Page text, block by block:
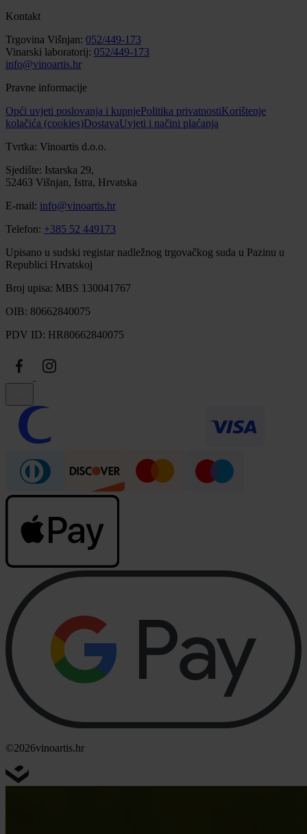
Kontakt
Trgovina Višnjan: 052/449-173
Vinarski laboratorij: 052/449-173
info@vinoartis.hr
Pravne informacije
Opći uvjeti poslovanja i kupnjePolitika privatnostiKorištenje
kolačića (cookies)DostavaUvjeti i načini plaćanja
Tvrtka: Vinoartis d.o.o.
Sjedište: Istarska 29,
52463 Višnjan, Istra, Hrvatska
E-mail: info@vinoartis.hr
Telefon: +385 52 449173
Upisano u sudski registar nadležnog trgovačkog suda u Pazinu u
Republici Hrvatskoj
Broj upisa: MBS 130041767
OIB: 80662840075
PDV ID: HR80662840075
©2026vinoartis.hr